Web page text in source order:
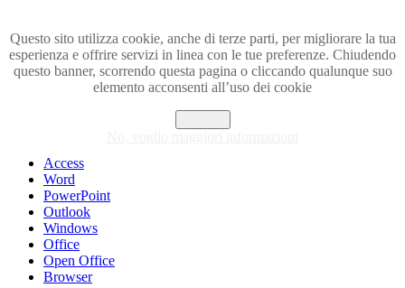
Questo sito utilizza cookie, anche di terze parti, per migliorare la tua
esperienza e offrire servizi in linea con le tue preferenze. Chiudendo
questo banner, scorrendo questa pagina o cliccando qualunque suo
elemento acconsenti all’uso dei cookie
Visita i forum di SOS-OFFICE
Access
Word
PowerPoint
Outlook
Windows
Office
Open Office
Browser